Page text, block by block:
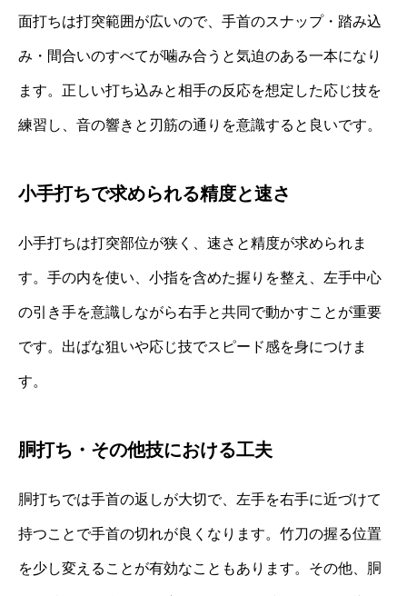
面打ちは打突範囲が広いので、手首のスナップ・踏み込
み・間合いのすべてが噛み合うと気迫のある一本になり
ます。正しい打ち込みと相手の反応を想定した応じ技を
練習し、音の響きと刃筋の通りを意識すると良いです。
小手打ちで求められる精度と速さ
小手打ちは打突部位が狭く、速さと精度が求められま
す。手の内を使い、小指を含めた握りを整え、左手中心
の引き手を意識しながら右手と共同で動かすことが重要
です。出ばな狙いや応じ技でスピード感を身につけま
す。
胴打ち・その他技における工夫
胴打ちでは手首の返しが大切で、左手を右手に近づけて
持つことで手首の切れが良くなります。竹刀の握る位置
を少し変えることが有効なこともあります。その他、胴